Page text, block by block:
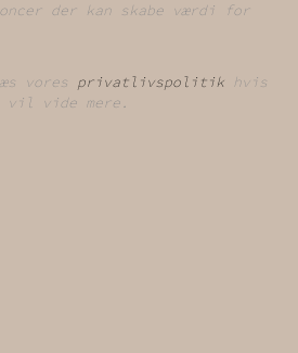
der kan skabe værdi for
vores privatlivspolitik hvis
vil vide mere.